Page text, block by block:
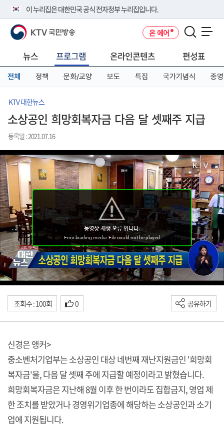
이 누리집은 대한민국 공식 전자정부 누리집입니다.
공식 누리집 주소 확인하기
니다.
이밖에 or.kr 또는 .kr등 다른 도메인 주소를 사용하고 있다면 아래 URL에
서 도메인 주소를 확인해 보세요
KTV 국민방송 온 에어
뉴스 프로그램 온라인콘텐츠 편성표
전체 정책 문화/교양 보도 특집 국가기념식 종영
KTV 대한뉴스
소상공인 희망회복자금 다음 달 셋째주 지급
등록일 : 2021.07.16
조회수 : 100회 0 공유하기
신경은 앵커>
중소벤처기업부는 소상공인 대상 네번째 재난지원금인 '희망회
복자금'을, 다음 달 셋째 주에 지급할 예정이라고 밝혔습니다.
희망회복자금은 지난해 8월 이후 한 번이라도 집합금지, 영업 제
한 조치를 받았거나 경영위기업종에 해당하는 소상공인과 소기
업에 지원됩니다.